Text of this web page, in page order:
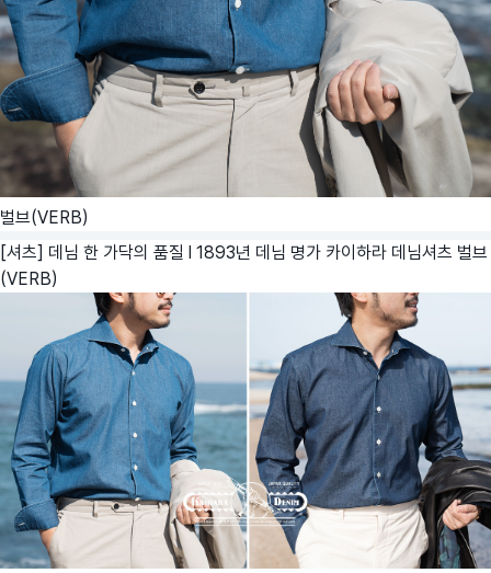
벌브(VERB)
[셔츠] 데님 한 가닥의 품질 l 1893년 데님 명가 카이하라 데님셔츠 벌브
(VERB)